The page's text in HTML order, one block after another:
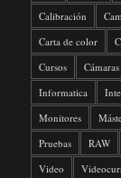
Calibración
Carta de color
Cursos
Cámaras
Informatica
Monitores
Pruebas
RAW
Video